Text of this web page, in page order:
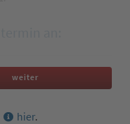
weiter
hier.